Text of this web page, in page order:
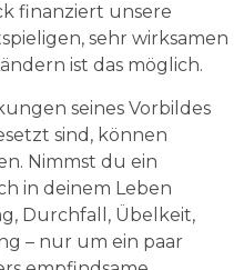
finanziert unsere
sehr wirksamen
ist das möglich.
seines Vorbildes
sind, können
Nimmst du ein
in deinem Leben
Durchfall, Übelkeit,
– nur um ein paar